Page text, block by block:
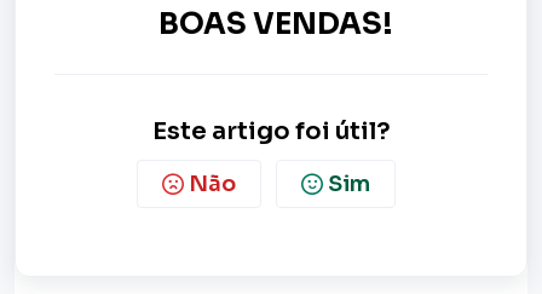
BOAS VENDAS!
Este artigo foi útil?
Não Sim